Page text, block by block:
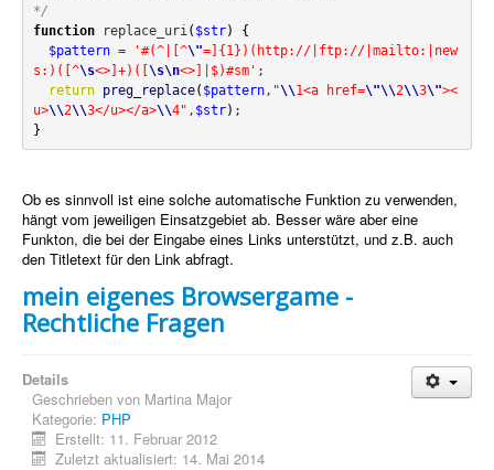
Webdesign
CMS
Grafik
JavaScript
Sicherheit
Home
PovRay
PHP
Webdesign
CMS
Grafik
*/
function replace_uri ( $str)
{
$pattern = '#(^|[^\"=]{1})(http://|ftp://|mailto:|new
s:)([^\s<>]+)([\s\n<>]|$)#sm' ;
return
preg_replace( $pattern, "\\1<a href=\"\\2\\3\"><
u>\\2\\3</u></a>\\4" , $str)
}
Ob es sinnvoll ist eine solche automatische Funktion zu verwenden,
hängt vom jeweiligen Einsatzgebiet ab. Besser wäre aber eine
Funkton, die bei der Eingabe eines Links unterstützt, und z.B. auch
den Titletext für den Link abfragt.
mein eigenes Browsergame -
Rechtliche Fragen
Details
Geschrieben von Martina Major
Kategorie: PHP
Erstellt: 11. Februar 2012
Zuletzt aktualisiert: 14. Mai 2014